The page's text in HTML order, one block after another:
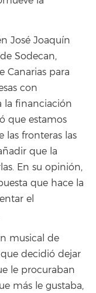
José Joaquín
Sodecan,
Canarias para
con
la financiación
que estamos
las fronteras las
que la
En su opinión,
que hace la
el
musical de
decidió dejar
le procuraban
más le gustaba,